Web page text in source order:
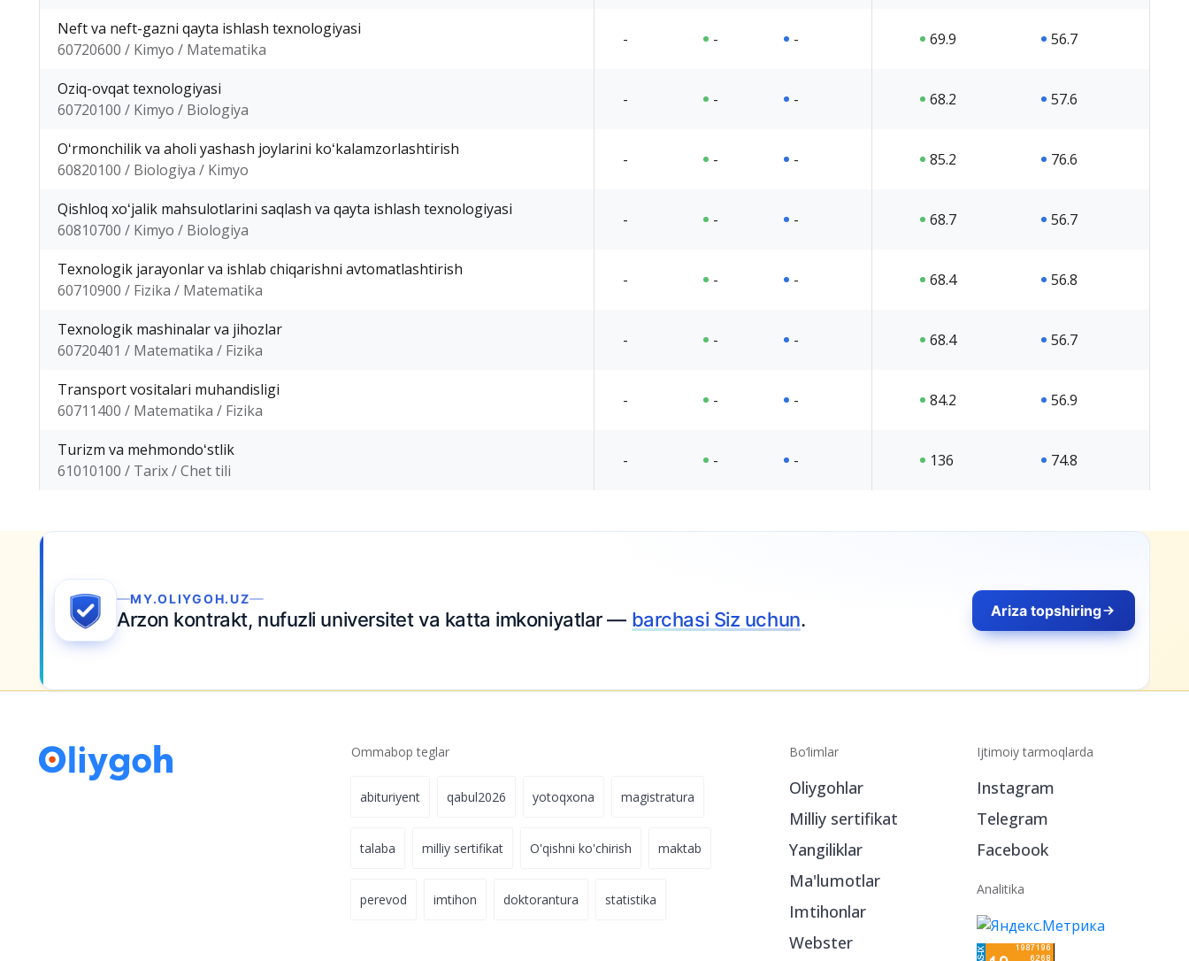
Neft va neft-gazni qayta ishlash texnologiyasi
60720600 / Kimyo / Matematika
- - - 69.9 56.7
Oziq-ovqat texnologiyasi
60720100 / Kimyo / Biologiya
- - - 68.2 57.6
Oʻrmonchilik va aholi yashash joylarini koʻkalamzorlashtirish
60820100 / Biologiya / Kimyo
- - - 85.2 76.6
Qishloq xoʻjalik mahsulotlarini saqlash va qayta ishlash texnologiyasi
60810700 / Kimyo / Biologiya
- - - 68.7 56.7
Texnologik jarayonlar va ishlab chiqarishni avtomatlashtirish
60710900 / Fizika / Matematika
- - - 68.4 56.8
Texnologik mashinalar va jihozlar
60720401 / Matematika / Fizika
- - - 68.4 56.7
Transport vositalari muhandisligi
60711400 / Matematika / Fizika
- - - 84.2 56.9
Turizm va mehmondoʻstlik
61010100 / Tarix / Chet tili
- - - 136 74.8
Ariza topshiring
Ommabop teglar
abituriyent qabul2026 yotoqxona magistratura
talaba milliy sertifikat O'qishni ko'chirish maktab
perevod imtihon doktorantura statistika
Bo‘limlar
Oliygohlar
Milliy sertifikat
Yangiliklar
Ma'lumotlar
Imtihonlar
Webster
Ijtimoiy tarmoqlarda
Instagram
Telegram
Facebook
Analitika